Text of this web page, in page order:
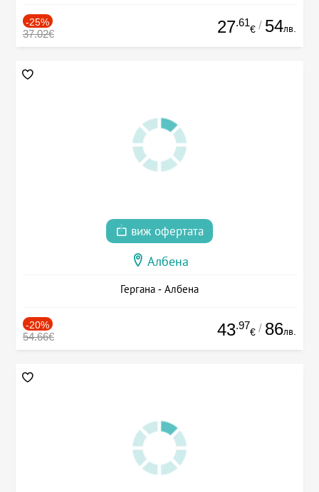
-25%
37.02€ 27.61
€ / 54лв.
виж офертата
Албена
Гергана - Албена
-20%
54.66€ 43.97
€ / 86лв.